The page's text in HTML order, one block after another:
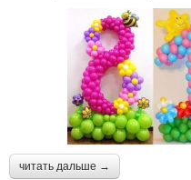
читать дальше →